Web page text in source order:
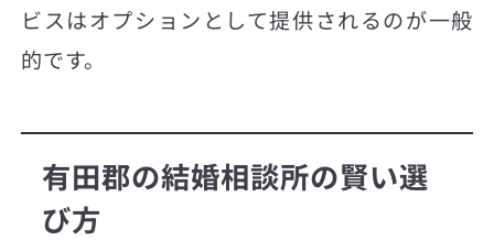
ビスはオプションとして提供されるのが一般
的です。
有田郡の結婚相談所の賢い選
び方